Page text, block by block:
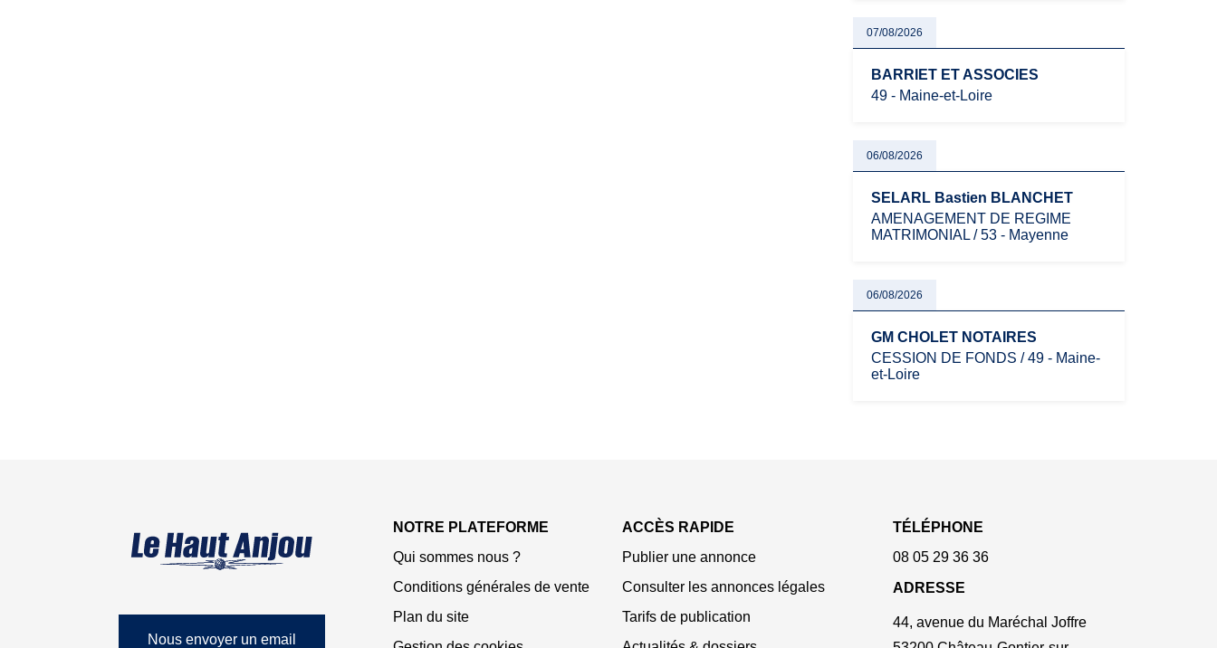
07/08/2026
BARRIET ET ASSOCIES
49 - Maine-et-Loire
06/08/2026
SELARL Bastien BLANCHET
AMENAGEMENT DE REGIME
MATRIMONIAL / 53 - Mayenne
06/08/2026
GM CHOLET NOTAIRES
CESSION DE FONDS / 49 - Maine-
et-Loire
Nous envoyer un email
NOTRE PLATEFORME
Qui sommes nous ?
Conditions générales de vente
Plan du site
ACCÈS RAPIDE
Publier une annonce
Consulter les annonces légales
Tarifs de publication
TÉLÉPHONE
08 05 29 36 36
ADRESSE
44, avenue du Maréchal Joffre